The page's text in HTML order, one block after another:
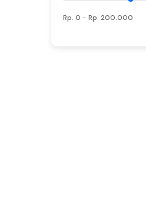
Rp. 0 - Rp. 200.000